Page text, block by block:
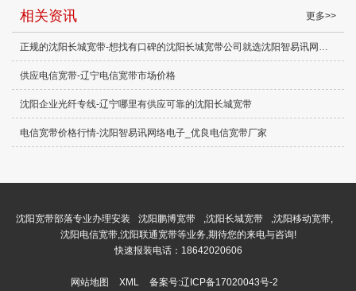
相关资讯 更多>>
正规的沈阳长城宽带-想找有口碑的沈阳长城宽带公司就选沈阳智易讯网络电子
供应电信宽带-辽宁电信宽带市场价格
沈阳企业光纤专线-辽宁哪里有供应可靠的沈阳长城宽带
电信宽带价格行情-沈阳智易讯网络电子_优良电信宽带厂家
沈阳宽带部落专业办理安装 沈阳鹏博宽带 ,沈阳长城宽带 ,沈阳移动宽带,
沈阳电信宽带,沈阳联通宽带等业务,期待您的来电与咨询!
快速报装电话：18642020606
网站地图 XML 备案号:辽ICP备17020043号-2